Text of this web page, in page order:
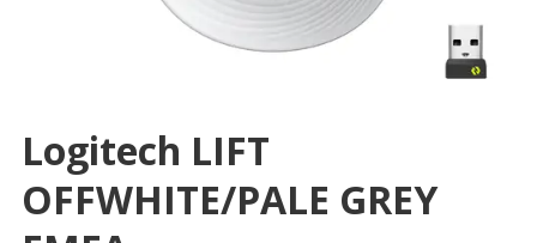
Logitech LIFT
OFFWHITE/PALE GREY